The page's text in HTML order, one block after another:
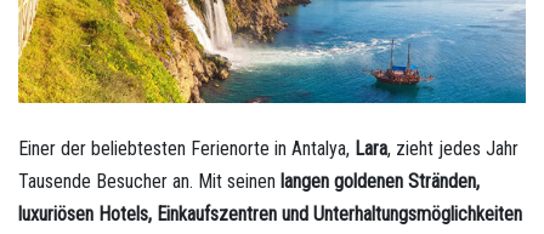
Einer der beliebtesten Ferienorte in Antalya, Lara, zieht jedes Jahr
Tausende Besucher an. Mit seinen langen goldenen Stränden,
luxuriösen Hotels, Einkaufszentren und Unterhaltungsmöglichkeiten